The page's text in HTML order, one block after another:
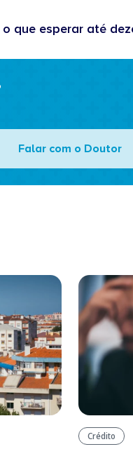
que esperar até
Falar com o Doutor
Crédito